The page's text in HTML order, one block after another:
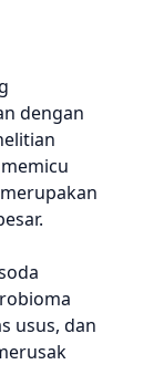
dengan
usus, dan